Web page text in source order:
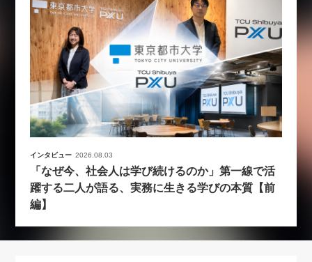
インタビュー 2026.08.03
「なぜ今、社会人は学び続けるのか」第一線で活
躍する二人が語る、実務に生きる学びの本質【前
編】